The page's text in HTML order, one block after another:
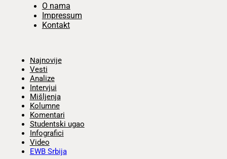
O nama
Impressum
Kontakt
Najnovije
Vesti
Analize
Intervjui
Mišljenja
Kolumne
Komentari
Studentski ugao
Infografici
Video
EWB Srbija